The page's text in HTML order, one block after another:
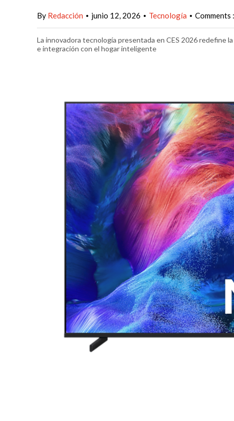
By Redacción • junio 12, 2026 • Tecnología • Comments
La innovadora tecnología presentada en CES 2026 redefine
e integración con el hogar inteligente